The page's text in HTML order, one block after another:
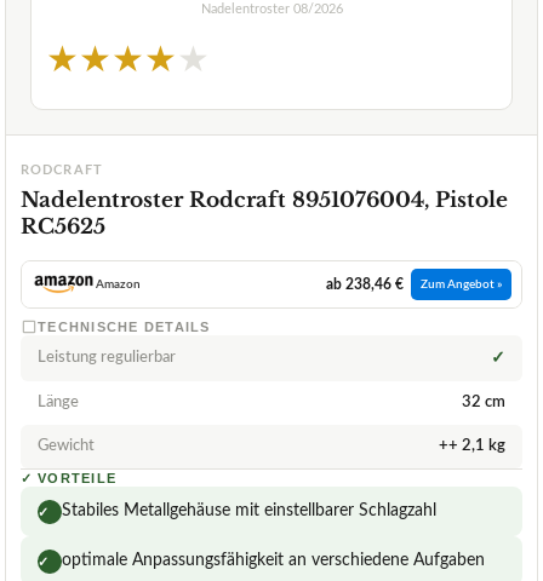
Nadelentroster 08/2026
★★★★★
RODCRAFT
Nadelentroster Rodcraft 8951076004, Pistole
RC5625
Amazon ab 238,46 € Zum Angebot »
TECHNISCHE DETAILS
Leistung regulierbar ✓
Länge 32 cm
Gewicht ++ 2,1 kg
✓ VORTEILE
✓ Stabiles Metallgehäuse mit einstellbarer Schlagzahl
✓ optimale Anpassungsfähigkeit an verschiedene Aufgaben